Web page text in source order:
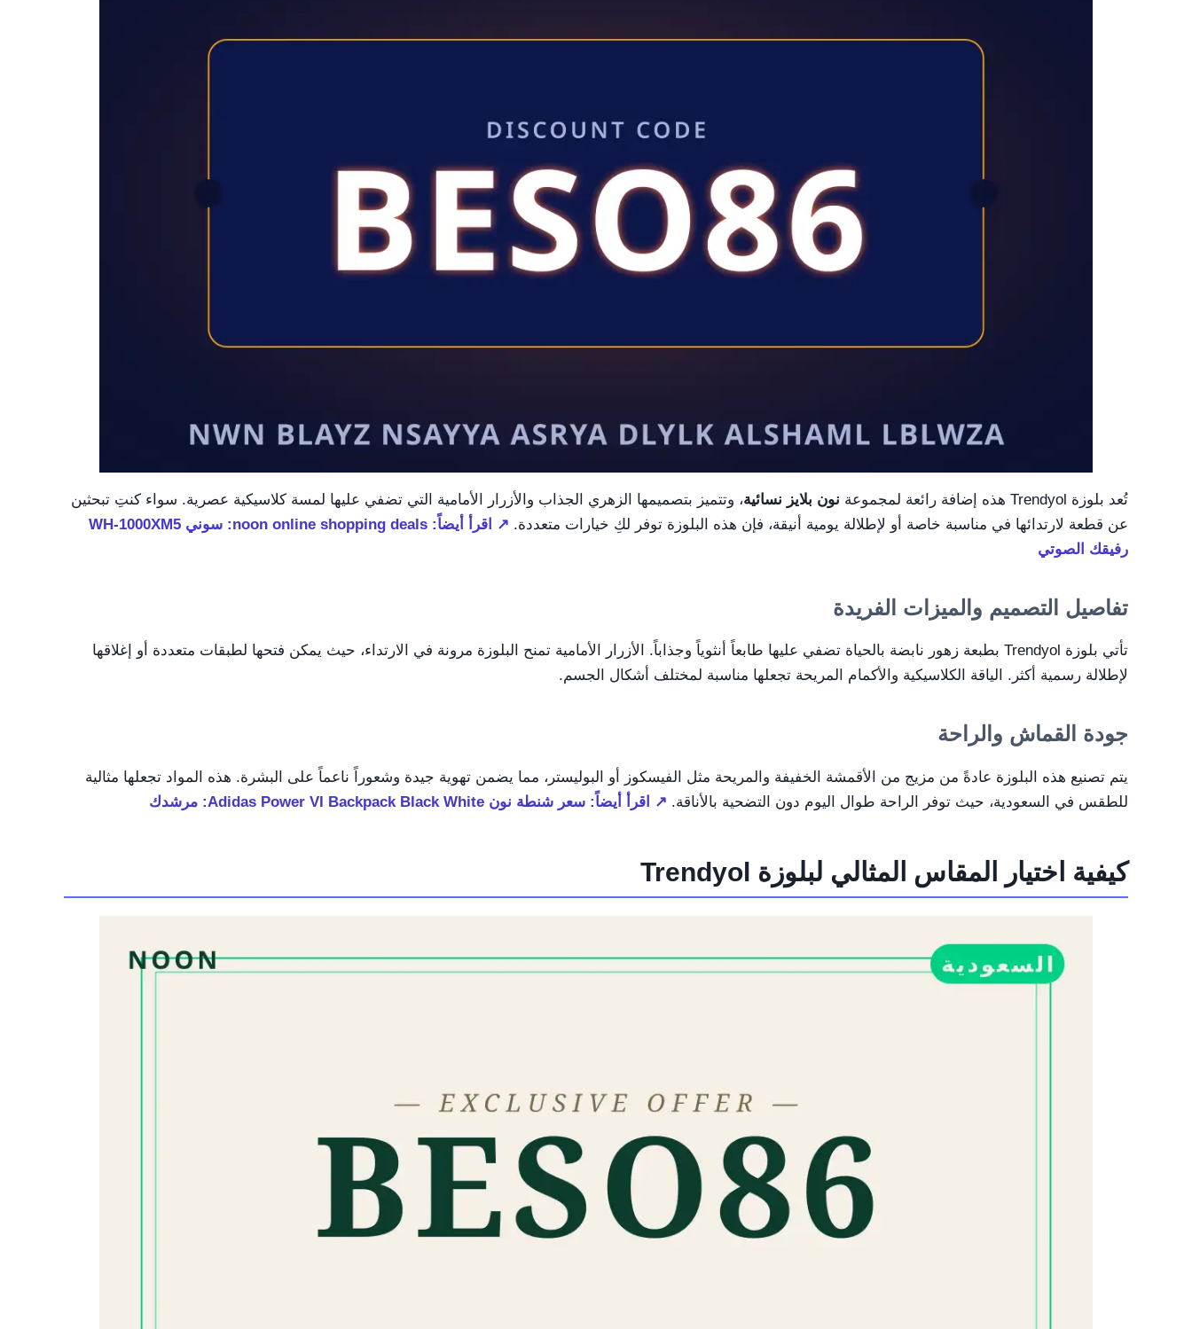
تُعد بلوزة Trendyol هذه إضافة رائعة لمجموعة نون بلايز نسائية، وتتميز بتصميمها الزهري الجذاب والأزرار الأمامية التي تضفي عليها لمسة كلاسيكية عصرية. سواء كنتِ تبحثين
عن قطعة لارتدائها في مناسبة خاصة أو لإطلالة يومية أنيقة، فإن هذه البلوزة توفر لكِ خيارات متعددة.
↗ اقرأ أيضاً: noon online shopping deals: سوني WH-1000XM5
رفيقك الصوتي
تفاصيل التصميم والميزات الفريدة
تأتي بلوزة Trendyol بطبعة زهور نابضة بالحياة تضفي عليها طابعاً أنثوياً وجذاباً. الأزرار الأمامية تمنح البلوزة مرونة في الارتداء، حيث يمكن فتحها لطبقات متعددة أو إغلاقها
لإطلالة رسمية أكثر. الياقة الكلاسيكية والأكمام المريحة تجعلها مناسبة لمختلف أشكال الجسم.
جودة القماش والراحة
يتم تصنيع هذه البلوزة عادةً من مزيج من الأقمشة الخفيفة والمريحة مثل الفيسكوز أو البوليستر، مما يضمن تهوية جيدة وشعوراً ناعماً على البشرة. هذه المواد تجعلها مثالية
للطقس في السعودية، حيث توفر الراحة طوال اليوم دون التضحية بالأناقة. ↗ اقرأ أيضاً: سعر شنطة نون Adidas Power VI Backpack Black White: مرشدك
كيفية اختيار المقاس المثالي لبلوزة Trendyol